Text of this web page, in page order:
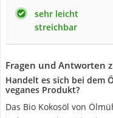
sehr leicht
streichbar
Fragen und Antworten
Handelt es sich bei dem
veganes Produkt?
Das Bio Kokosöl von